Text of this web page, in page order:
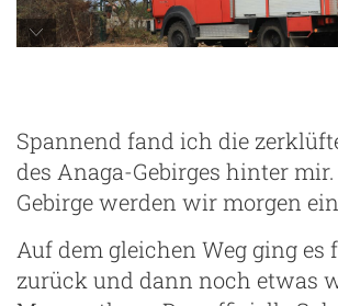
Spannend fand ich die
des Anaga-Gebirges hinter
Gebirge werden wir morgen
Auf dem gleichen Weg ging es
zurück und dann noch etwas